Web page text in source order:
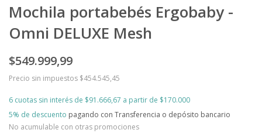
Mochila portabebés Ergobaby -
Omni DELUXE Mesh
$549.999,99
Precio sin impuestos $454.545,45
6 cuotas sin interés de $91.666,67
5% de descuento pagando con Transferencia o depósito bancario
No acumulable con otras promociones